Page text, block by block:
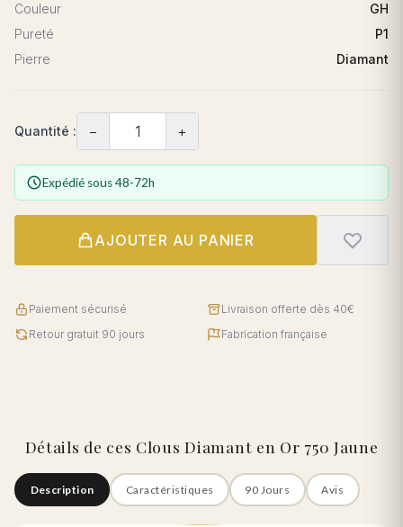
Couleur
GH
Pureté
P1
Pierre
Diamant
Quantité : − +
Expédié sous 48-72h
AJOUTER AU PANIER
Paiement sécurisé
Livraison offerte dès 40€
Retour gratuit 90 jours
Fabrication française
Détails de ces Clous Diamant en Or 750 Jaune
Description Caractéristiques 90 Jours Avis